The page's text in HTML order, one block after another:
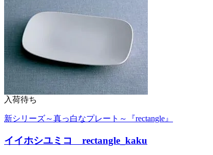
入荷待ち
新シリーズ～真っ白なプレート～『rectangle』
イイホシユミコ rectangle_kaku